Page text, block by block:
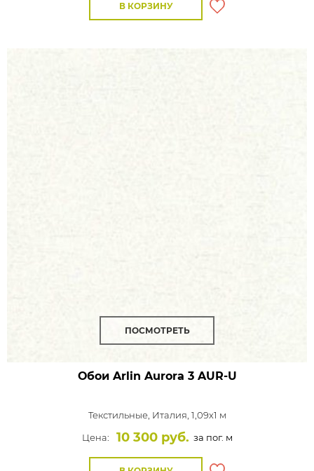
В КОРЗИНУ
ПОСМОТРЕТЬ
Обои Arlin Aurora 3 AUR-U
Текстильные, Италия, 1,09x1 м
Цена:
10 300 руб. за пог. м